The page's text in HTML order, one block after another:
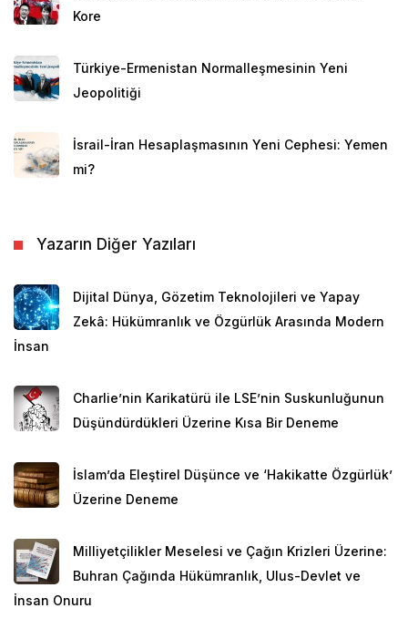
Kore
Türkiye-Ermenistan Normalleşmesinin Yeni
Jeopolitiği
İsrail-İran Hesaplaşmasının Yeni Cephesi: Yemen
mi?
Yazarın Diğer Yazıları
Dijital Dünya, Gözetim Teknolojileri ve Yapay
Zekâ: Hükümranlık ve Özgürlük Arasında Modern
İnsan
Charlie’nin Karikatürü ile LSE’nin Suskunluğunun
Düşündürdükleri Üzerine Kısa Bir Deneme
İslam’da Eleştirel Düşünce ve ‘Hakikatte Özgürlük’
Üzerine Deneme
Milliyetçilikler Meselesi ve Çağın Krizleri Üzerine:
Buhran Çağında Hükümranlık, Ulus-Devlet ve
İnsan Onuru